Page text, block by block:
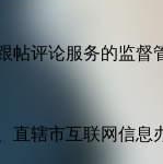
评论服务的监督
辖市互联网信息